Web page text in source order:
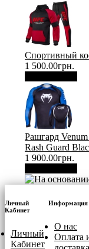
Спортивный
1 500.00грн.
Рашгард
Rash Guard
1 900.00грн.
Личный
Кабинет
Личный
Кабинет
Информация
О нас
Оплата